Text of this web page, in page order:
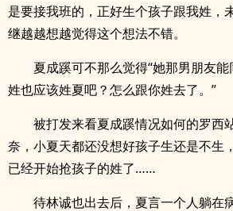
是要接我班的，正好生个孩子跟我姓，
继越越想越觉得这个想法不错。
夏成蹊可不那么觉得“她那男朋友
姓也应该姓夏吧？怎么跟你姓去了。”
被打发来看夏成蹊情况如何的罗西
奈，小夏天都还没想好孩子生还是不生
已经开始抢孩子的姓了……
待林诚也出去后，夏言一个人躺在